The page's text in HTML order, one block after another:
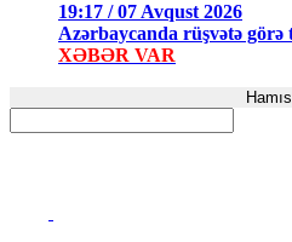
19:17 / 07 Avqust 2026
Azərbaycanda rüşvətə görə
XƏBƏR VAR